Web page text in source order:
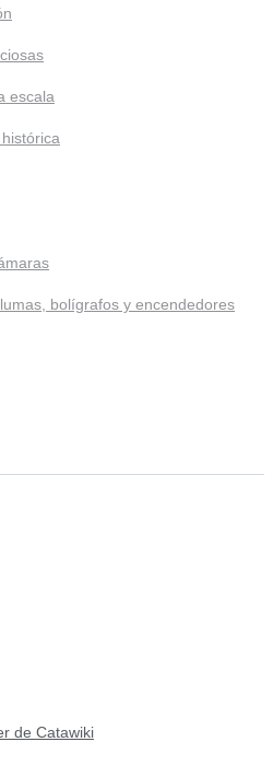
escala
bolígrafos y encendedores
de Catawiki